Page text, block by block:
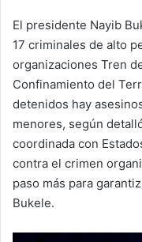
El presidente Nayib
17 criminales de alto
organizaciones Tren
Confinamiento del
detenidos hay
menores, según
coordinada con
contra el crimen
paso más para
Bukele.